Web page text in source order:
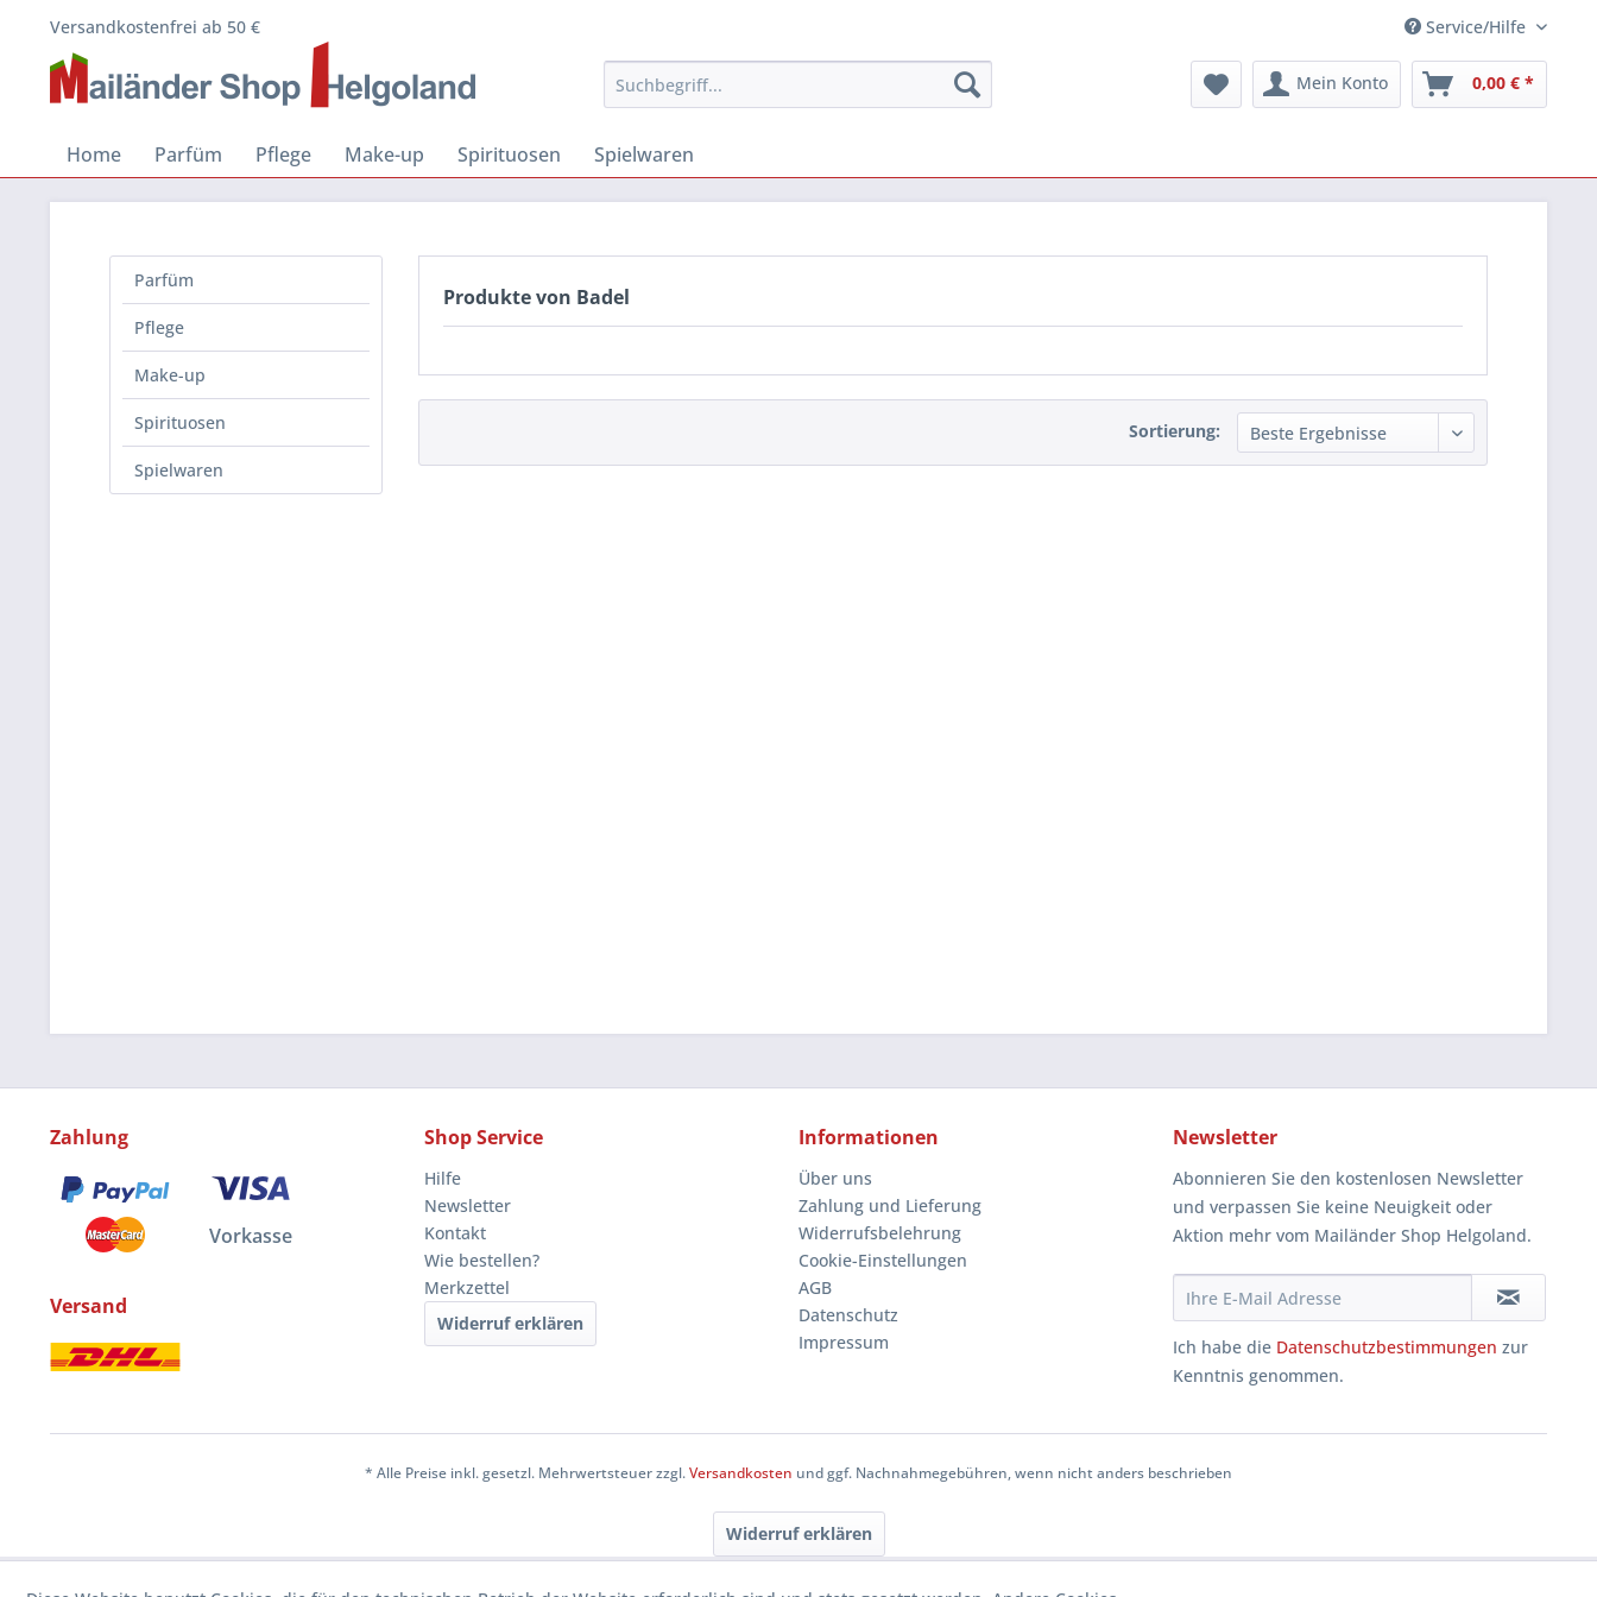
Versandkostenfrei ab 50 € Service/Hilfe
Mein Konto 0,00 € *
Home Parfüm Pflege Make-up Spirituosen Spielwaren
Parfüm
Pflege
Make-up
Spirituosen
Spielwaren
Produkte von Badel
Sortierung:
Zahlung
Vorkasse
Versand
Shop Service
Hilfe
Newsletter
Kontakt
Wie bestellen?
Merkzettel
Widerruf erklären
Informationen
Über uns
Zahlung und Lieferung
Widerrufsbelehrung
Cookie-Einstellungen
AGB
Datenschutz
Impressum
Newsletter
Abonnieren Sie den kostenlosen Newsletter
und verpassen Sie keine Neuigkeit oder
Aktion mehr vom Mailänder Shop Helgoland.
Ich habe die Datenschutzbestimmungen zur
Kenntnis genommen.
* Alle Preise inkl. gesetzl. Mehrwertsteuer zzgl.Versandkosten und ggf. Nachnahmegebühren, wenn nicht anders beschrieben
Widerruf erklären